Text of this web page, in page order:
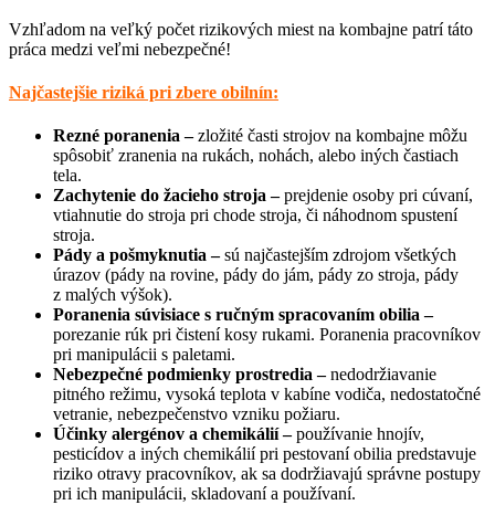
Vzhľadom na veľký počet rizikových miest na kombajne patrí táto
práca medzi veľmi nebezpečné!
Najčastejšie riziká pri zbere obilnín:
Rezné poranenia –zložité časti strojov na kombajne môžu
spôsobiť zranenia na rukách, nohách, alebo iných častiach
tela.
Zachytenie do žacieho stroja –prejdenie osoby pri cúvaní,
vtiahnutie do stroja pri chode stroja, či náhodnom spustení
stroja.
Pády a pošmyknutia –sú najčastejším zdrojom všetkých
úrazov (pády na rovine, pády do jám, pády zo stroja, pády
z malých výšok).
Poranenia súvisiace s ručným spracovaním obilia –
porezanie rúk pri čistení kosy rukami. Poranenia pracovníkov
pri manipulácii s paletami.
Nebezpečné podmienky prostredia –nedodržiavanie
pitného režimu, vysoká teplota v kabíne vodiča, nedostatočné
vetranie, nebezpečenstvo vzniku požiaru.
Účinky alergénov a chemikálií –používanie hnojív,
pesticídov a iných chemikálií pri pestovaní obilia predstavuje
riziko otravy pracovníkov, ak sa dodržiavajú správne postupy
pri ich manipulácii, skladovaní a používaní.